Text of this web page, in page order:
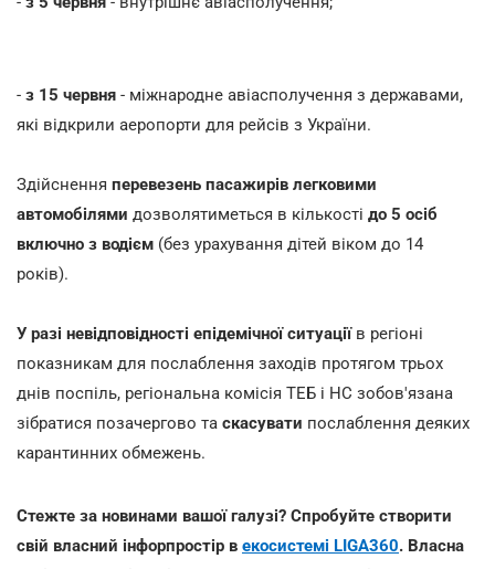
- з 15 червня - міжнародне авіасполучення з державами,
які відкрили аеропорти для рейсів з України.
Здійснення перевезень пасажирів легковими
автомобілями дозволятиметься в кількості до 5 осіб
включно з водієм (без урахування дітей віком до 14
років).
У разі невідповідності епідемічної ситуаціїв регіоні
показникам для послаблення заходів протягом трьох
днів поспіль, регіональна комісія ТЕБ і НС зобов'язана
зібратися позачергово та скасувати послаблення деяких
карантинних обмежень.
Стежте за новинами вашої галузі? Спробуйте створити
свій власний інфорпростір в екосистемі LIGA360. Власна